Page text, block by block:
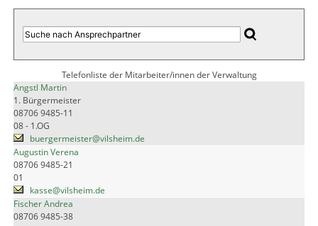
Telefonliste der Mitarbeiter/innen der Verwaltung
Angstl Martin
1. Bürgermeister
08706 9485-11
08 - 1.OG
buergermeister@vilsheim.de
Augustin Verena
08706 9485-21
01
kasse@vilsheim.de
Fischer Andrea
08706 9485-38